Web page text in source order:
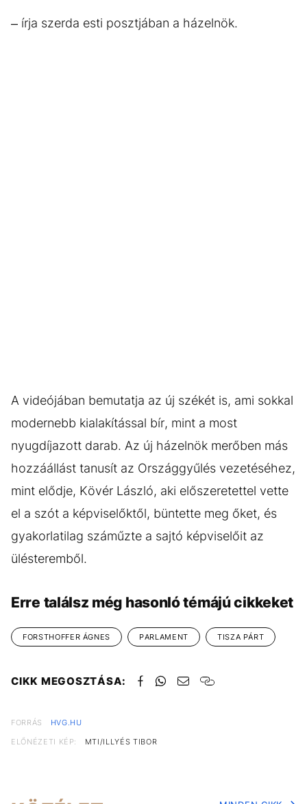
– írja szerda esti posztjában a házelnök.
A videójában bemutatja az új székét is, ami sokkal
modernebb kialakítással bír, mint a most
nyugdíjazott darab. Az új házelnök merőben más
hozzáállást tanusít az Országgyűlés vezetéséhez,
mint elődje, Kövér László, aki előszeretettel vette
el a szót a képviselőktől, büntette meg őket, és
gyakorlatilag száműzte a sajtó képviselőit az
ülésteremből.
Erre találsz még hasonló témájú cikkeket
FORSTHOFFER ÁGNES PARLAMENT TISZA PÁRT
CIKK MEGOSZTÁSA:
FORRÁS
HVG.HU
ELŐNÉZETI KÉP:
MTI/ILLYÉS TIBOR